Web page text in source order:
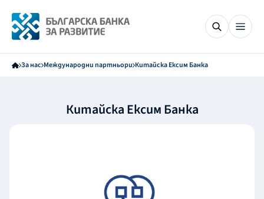
За нас Международни партньори Китайска Ексим Банка
Китайска Ексим Банка